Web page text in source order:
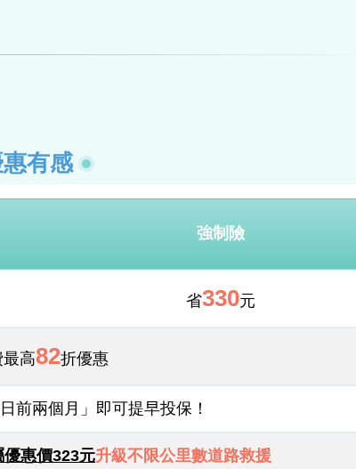
有感
強制險
省330元
高82折優惠
前兩個月」即可提早投保！
優惠價323元升級不限公里數道路救援